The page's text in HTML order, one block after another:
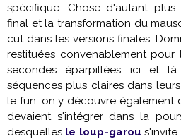
spécifique. Chose d'autant
final et la transformation du
cut dans les versions finales.
restituées convenablement pour
secondes éparpillées ici et
séquences plus claires dans
le fun, on y découvre également
devaient s'intégrer dans la
desquelles le loup-garou